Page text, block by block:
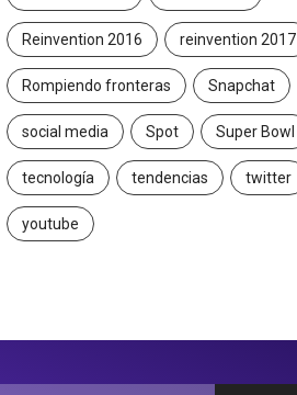
Reinvention 2016 reinvention 2017
Rompiendo fronteras Snapchat
social media Spot Super Bowl
tecnología tendencias twitter
youtube